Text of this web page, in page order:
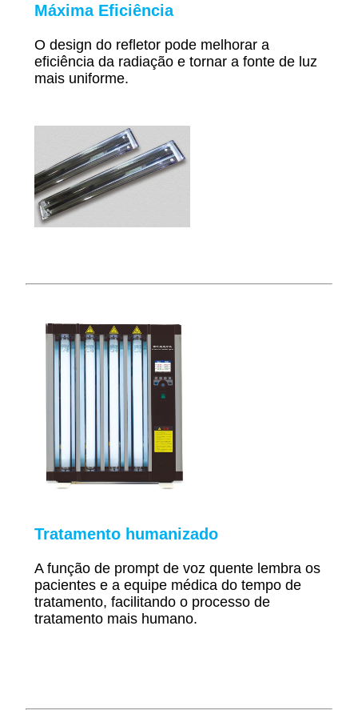
Máxima Eficiência
O design do refletor pode melhorar a
eficiência da radiação e tornar a fonte de luz
mais uniforme.
Tratamento humanizado
A função de prompt de voz quente lembra os
pacientes e a equipe médica do tempo de
tratamento, facilitando o processo de
tratamento mais humano.